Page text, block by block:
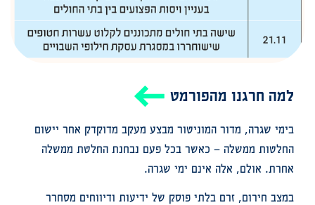
למה חרגנו מהפורמט
בימי שגרה, מדור המוניטור מבצע מעקב מדוקדק אחר יישום
החלטות ממשלה – כאשר בכל פעם נבחנת החלטת ממשלה
אחרת. אולם, אלה אינם ימי שגרה.
במצב חירום, זרם בלתי פוסק של ידיעות ודיווחים מסחרר